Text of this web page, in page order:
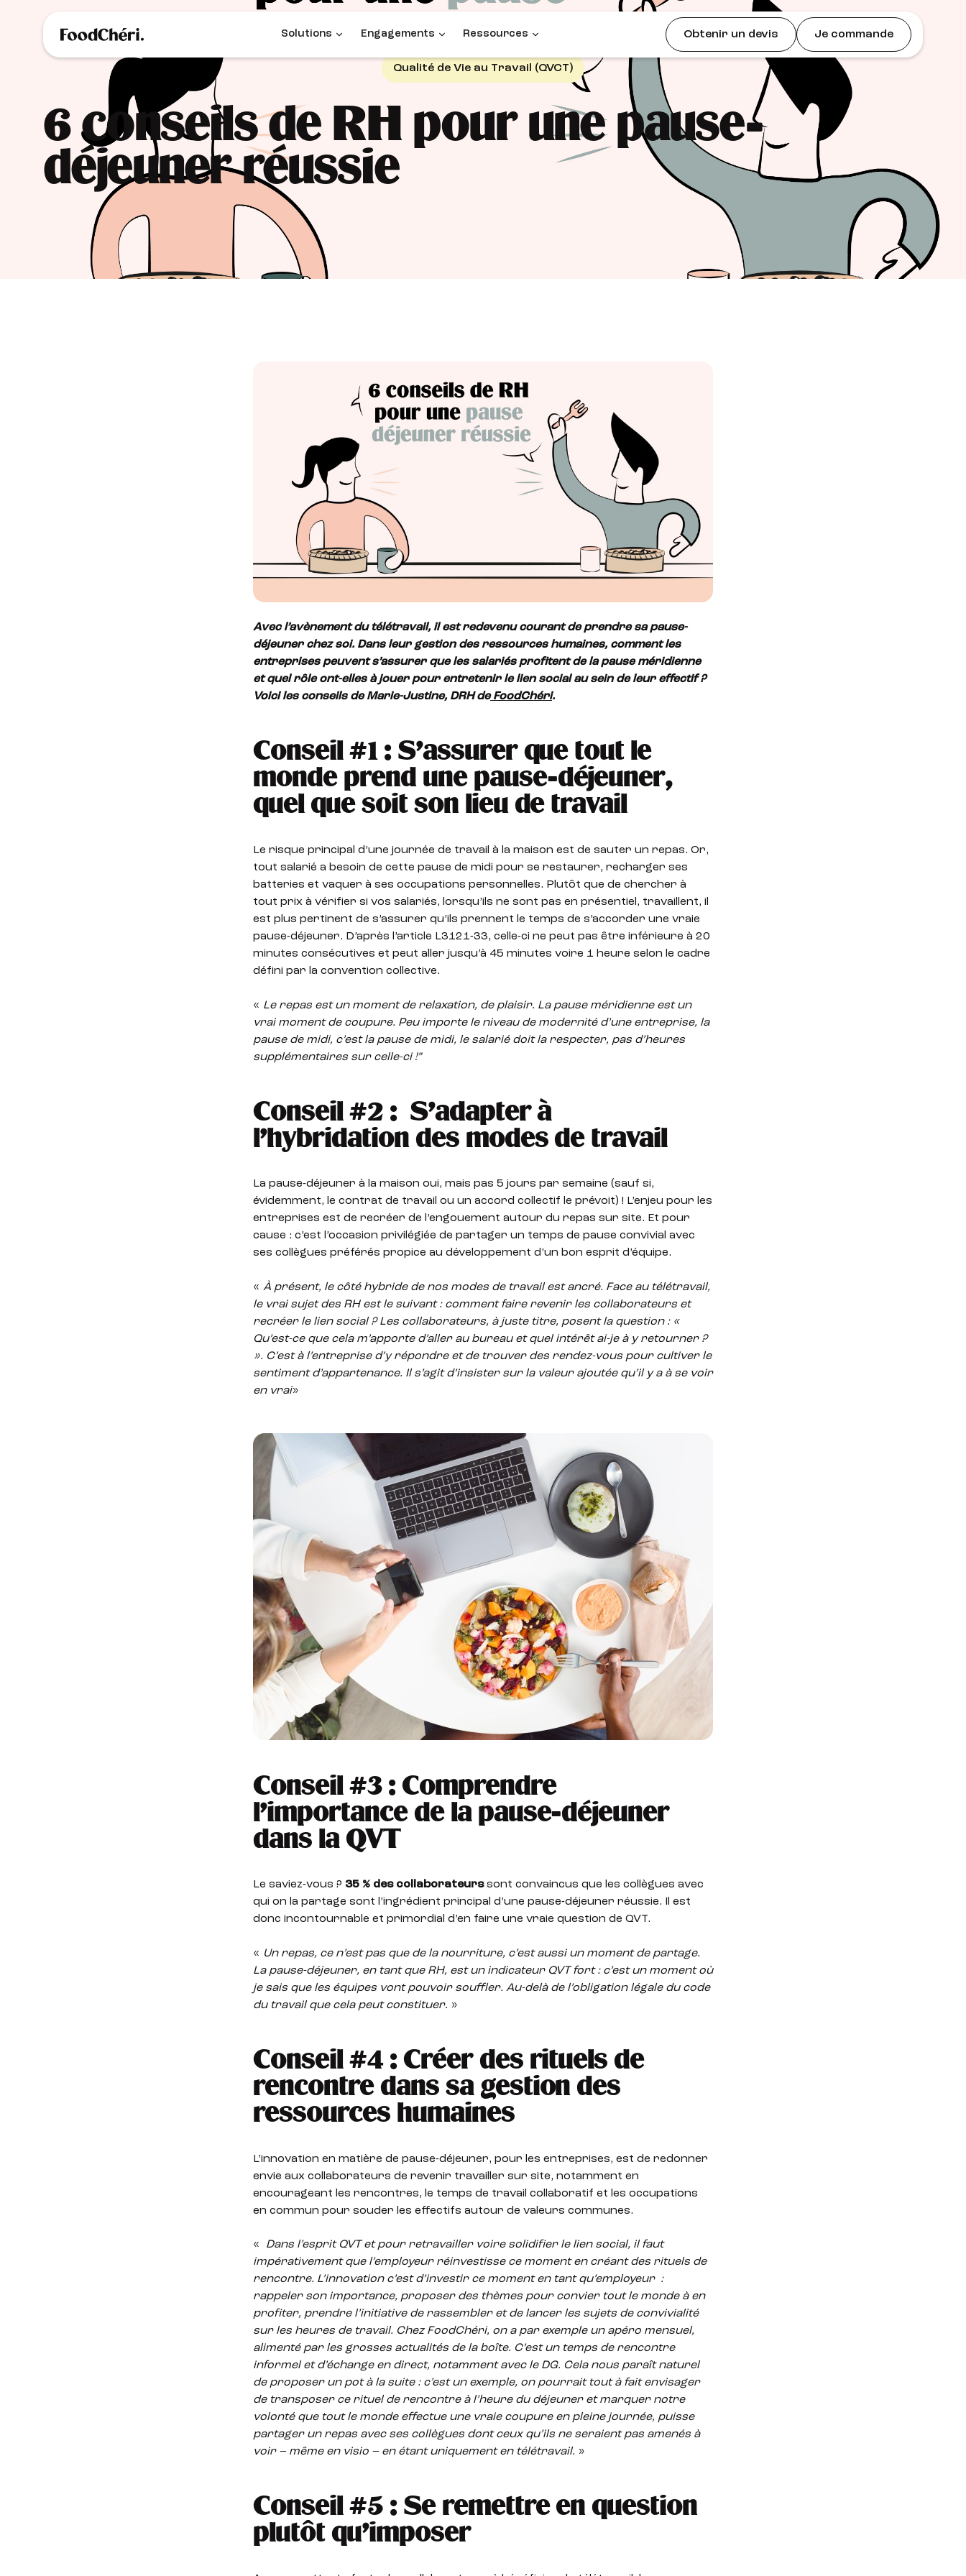
Solutions Engagements Ressources Obtenir un devis Je commande
Qualité de Vie au Travail (QVCT)
6 conseils de RH pour une pause-
déjeuner réussie
Avecl’avènement dutélétravail, il est redevenu courantde prendre sa pause-
déjeunerchez soi. Dans leur gestion des ressources humaines, comment les
entreprises peuvent s’assurer que les salariés profitent de la pause méridienne
et quel rôle ont-elles à jouer pour entretenir le lien social au sein de leureffectif?
Voici les conseils de Marie-Justine, DRH de FoodChéri.
Conseil #1 : S’assurer que tout le
monde prend une pause-déjeuner,
quel que soit son lieu de travail
Le risque principal d’une journée de travail à la maison est de sauter un repas. Or,
tout salarié a besoin de cette pause de midi pour se restaurer, recharger ses
batteries et vaquer à ses occupations personnelles. Plutôt que de chercher à
tout prix à vérifier si vos salariés, lorsqu’ils ne sont pas en présentiel, travaillent, il
est plus pertinent de s’assurer qu’ils prennent le temps de s’accorder une vraie
pause-déjeuner. D’après l’article L3121-33, celle-ci ne peut pas être inférieure à 20
minutes consécutives et peut aller jusqu’à 45 minutes voire 1 heure selon le cadre
défini par la convention collective.
« Le repas est un moment de relaxation, de plaisir. La pause méridienne est un
vrai moment de coupure. Peu importe le niveau de modernité d’une entreprise, la
pause de midi, c’est la pause de midi, le salarié doitla respecter, pas d’heures
supplémentaires sur celle-ci !”
Conseil #2 : S’adapter à
l’hybridation des modes de travail
La pause-déjeuner à la maison oui, mais pas 5 jours par semaine (sauf si,
évidemment, le contrat de travail ou un accord collectif le prévoit) ! L’enjeu pour les
entreprises est de recréer de l’engouement autour du repas sur site. Et pour
cause : c’est l’occasion privilégiée de partager un temps de pause convivial avec
ses collègues préférés propice au développement d’un bon esprit d’équipe.
« À présent, le côté hybride de nos modes de travail est ancré. Face au télétravail,
le vrai sujet des RH estle suivant: comment faire revenir les collaborateurs et
recréer le lien social ? Les collaborateurs, à juste titre, posent la question : «
Qu’est-ce que cela m’apporte d’aller au bureau et quel intérêt ai-je à y retourner ?
». C’est à l’entreprise d’y répondre et de trouver des rendez-vous pour cultiver le
sentiment d’appartenance. Il s’agit d’insister sur la valeur ajoutée qu’il y a à se voir
en vrai»
Conseil #3 : Comprendre
l’importance de la pause-déjeuner
dans la QVT
Le saviez-vous ? 35 % des collaborateurssont convaincus que les collègues avec
qui on la partage sont l’ingrédient principal d’une pause-déjeuner réussie. Il est
donc incontournable et primordial d’en faire une vraie question de QVT.
« Un repas, ce n’est pas que de la nourriture, c’est aussiun moment de partage.
La pause-déjeuner, en tant que RH, est un indicateur QVT fort : c’est un moment où
je sais que les équipes vont pouvoir souffler. Au-delà de l’obligation légale du code
du travail que cela peut constituer. »
Conseil #4 : Créer des rituels de
rencontre dans sa gestion des
ressources humaines
L’innovation en matière de pause-déjeuner, pour les entreprises, est de redonner
envie aux collaborateurs de revenir travailler sur site, notamment en
encourageant les rencontres, le temps de travail collaboratif et les occupations
en commun pour souder les effectifs autour de valeurs communes.
« Dans l’esprit QVT et pour retravailler voire solidifierle lien social, il faut
impérativementque l’employeur réinvestisse ce moment en créant des rituels de
rencontre. L’innovation c’est d’investir ce moment en tant qu’employeur :
rappeler son importance, proposer des thèmes pour convier tout le monde à en
profiter, prendre l’initiative de rassembler et de lancer les sujets de convivialité
sur les heures de travail. Chez FoodChéri, on a par exemple un apéro mensuel,
alimenté par les grosses actualités de la boîte. C’est un temps de rencontre
informel et d’échange en direct, notamment avec le DG. Cela nous paraît naturel
de proposer un pot à la suite : c’est un exemple, on pourrait tout à fait envisager
de transposer ce rituel de rencontre à l’heure du déjeuner et marquer notre
volonté que tout le monde effectue une vraie coupure en pleine journée, puisse
partager un repas avec ses collègues dont ceux qu’ils ne seraient pas amenés à
voir – même en visio – en étant uniquement en télétravail. »
Conseil #5 : Se remettre en question
plutôt qu’imposer